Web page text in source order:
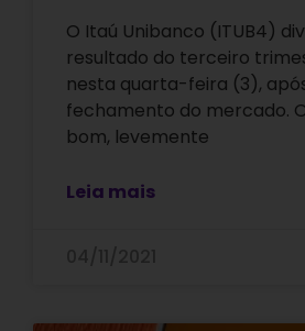
O Itaú Unibanco (ITUB4)
resultado do terceiro
nesta quarta-feira (3),
fechamento do mercado.
bom, levemente
Leia mais